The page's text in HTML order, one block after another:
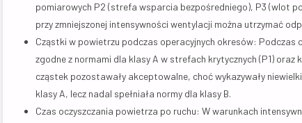
pomiarowych P2 (strefa wsparcia bezpośredniego), P3 (wlot
przy zmniejszonej intensywności wentylacji można utrzymać
Cząstki w powietrzu podczas operacyjnych okresów: Podczas
zgodne z normami dla klasy A w strefach krytycznych (P1) oraz
cząstek pozostawały akceptowalne, choć wykazywały
klasy A, lecz nadal spełniała normy dla klasy B.
Czas oczyszczania powietrza po ruchu: W warunkach